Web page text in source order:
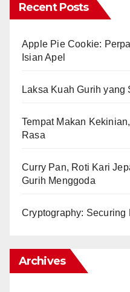
Recent Posts
Apple Pie Cookie:
Isian Apel
Laksa Kuah Gurih
Tempat Makan
Rasa
Curry Pan, Roti Kari
Gurih Menggoda
Cryptography:
Archives